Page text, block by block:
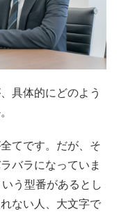
具体的にどのよう
てです。だが、そ
バラになっていま
う型番があるとし
ない人、大文字で